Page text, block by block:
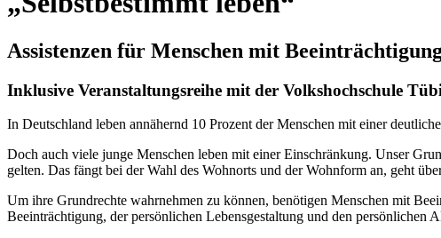
Assistenzen für Menschen mit
Inklusive Veranstaltungsreihe mit der Volkshochschule
In Deutschland leben annähernd 10 Prozent der Menschen mit einer
Doch auch viele junge Menschen leben mit einer Einschränkung. Unser
gelten. Das fängt bei der Wahl des Wohnorts und der Wohnform an, geht
Um ihre Grundrechte wahrnehmen zu können, benötigen Menschen mit
Beeinträchtigung, der persönlichen Lebensgestaltung und den persönlichen